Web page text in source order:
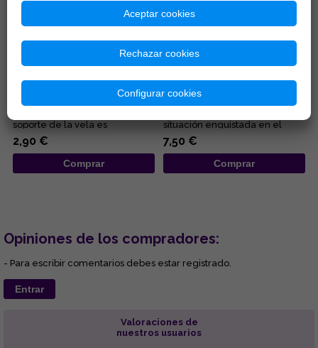
PORTAVELAS METÁLICO Y
Portavelas metálico y negro
soporte de la vela es
representativo del
conocimient...
2,90 €
Comprar
VELON DESATANUDOS ROJO
situación enquistada en el
ámbito amoroso y sexual....
7,50 €
Comprar
Opiniones de los compradores:
- Para escribir comentarios debes estar registrado.
Entrar
Valoraciones de
nuestros usuarios
Aceptar cookies
Rechazar cookies
Configurar cookies